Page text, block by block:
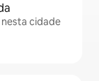
cidade